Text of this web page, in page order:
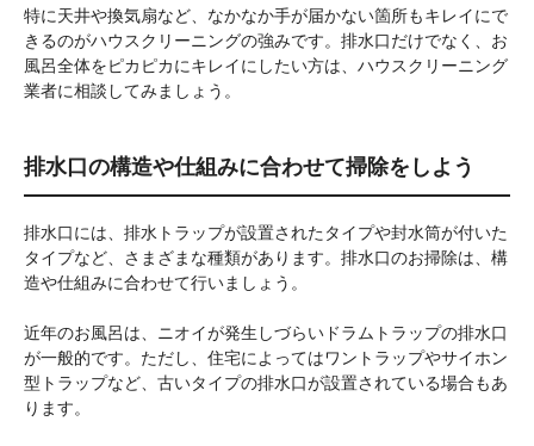
特に天井や換気扇など、なかなか手が届かない箇所もキレイにで
きるのがハウスクリーニングの強みです。排水口だけでなく、お
風呂全体をピカピカにキレイにしたい方は、ハウスクリーニング
業者に相談してみましょう。
排水口の構造や仕組みに合わせて掃除をしよう
排水口には、排水トラップが設置されたタイプや封水筒が付いた
タイプなど、さまざまな種類があります。排水口のお掃除は、構
造や仕組みに合わせて行いましょう。
近年のお風呂は、ニオイが発生しづらいドラムトラップの排水口
が一般的です。ただし、住宅によってはワントラップやサイホン
型トラップなど、古いタイプの排水口が設置されている場合もあ
ります。